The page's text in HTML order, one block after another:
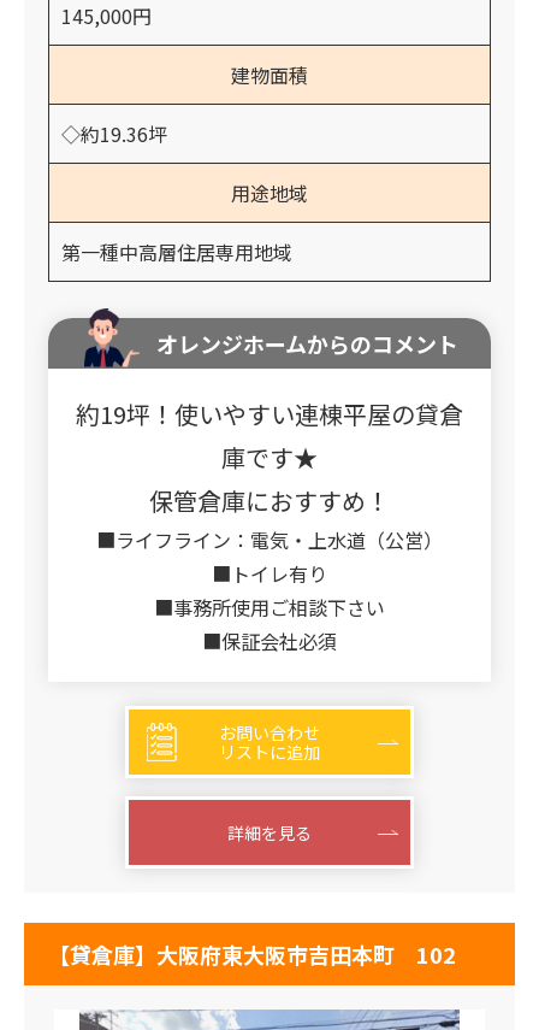
145,000円
建物面積
◇約19.36坪
用途地域
第一種中高層住居専用地域
オレンジホームからのコメント
約19坪！使いやすい連棟平屋の貸倉
庫です★
保管倉庫におすすめ！
■ライフライン：電気・上水道（公営）
■トイレ有り
■事務所使用ご相談下さい
■保証会社必須
お問い合わせ
リストに追加
詳細を見る
【貸倉庫】大阪府東大阪市吉田本町 102